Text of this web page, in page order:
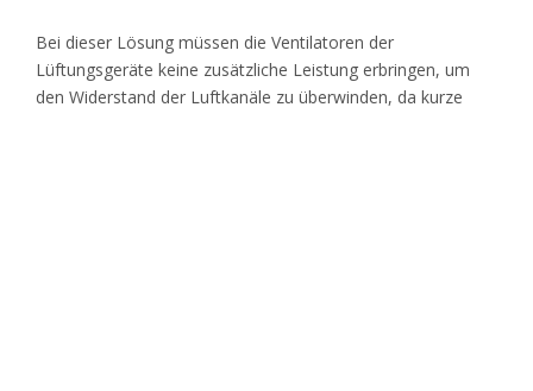
Bei dieser Lösung müssen die Ventilatoren der
Lüftungsgeräte keine zusätzliche Leistung erbringen, um
den Widerstand der Luftkanäle zu überwinden, da kurze